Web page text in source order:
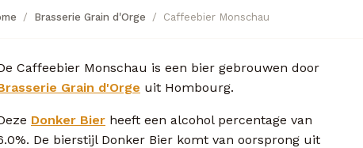
Brasserie Grain d'Orge Caffeebier Monschau
Caffeebier Monschau is een bier gebrouwen door
Grain d'Orge uit Hombourg.
Donker Bier heeft een alcohol percentage van
De bierstijl Donker Bier komt van oorsprong uit